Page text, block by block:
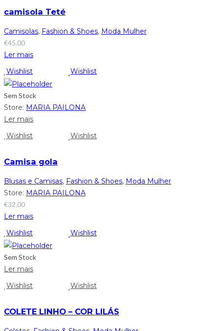
camisola Teté
Camisolas, Fashion & Shoes, Moda Mulher
€45,00
Ler mais
Wishlist
Wishlist
Sem Stock
Store: MARIA PAILONA
Ler mais
Wishlist
Wishlist
Camisa gola
Blusas e Camisas, Fashion & Shoes, Moda Mulher
Store: MARIA PAILONA
€32,00
Ler mais
Wishlist
Wishlist
Sem Stock
Ler mais
Wishlist
Wishlist
COLETE LINHO – COR LILÁS